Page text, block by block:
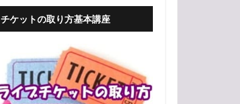
チケットの取り方基本講座